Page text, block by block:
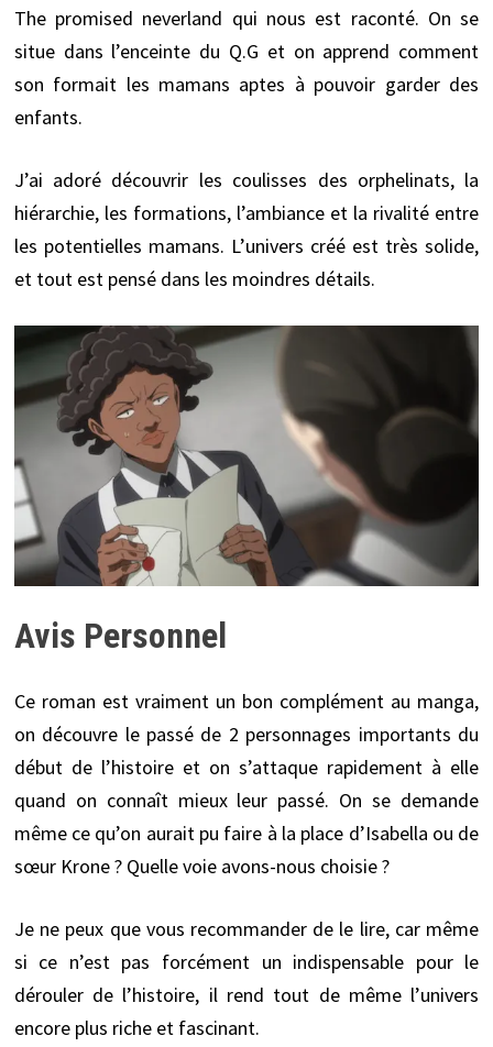
The promised neverland qui nous est raconté. On se
situe dans l’enceinte du Q.G et on apprend comment
son formait les mamans aptes à pouvoir garder des
enfants.
J’ai adoré découvrir les coulisses des orphelinats, la
hiérarchie, les formations, l’ambiance et la rivalité entre
les potentielles mamans. L’univers créé est très solide,
et tout est pensé dans les moindres détails.
Avis Personnel
Ce roman est vraiment un bon complément au manga,
on découvre le passé de 2 personnages importants du
début de l’histoire et on s’attaque rapidement à elle
quand on connaît mieux leur passé. On se demande
même ce qu’on aurait pu faire à la place d’Isabella ou de
sœur Krone ? Quelle voie avons-nous choisie ?
Je ne peux que vous recommander de le lire, car même
si ce n’est pas forcément un indispensable pour le
dérouler de l’histoire, il rend tout de même l’univers
encore plus riche et fascinant.